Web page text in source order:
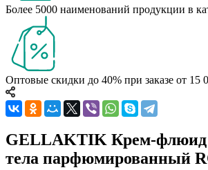
Более 5000 наименований продукции в
Оптовые скидки до 40% при заказе от 15
GELLAKTIK Крем-флюид
тела парфюмированный